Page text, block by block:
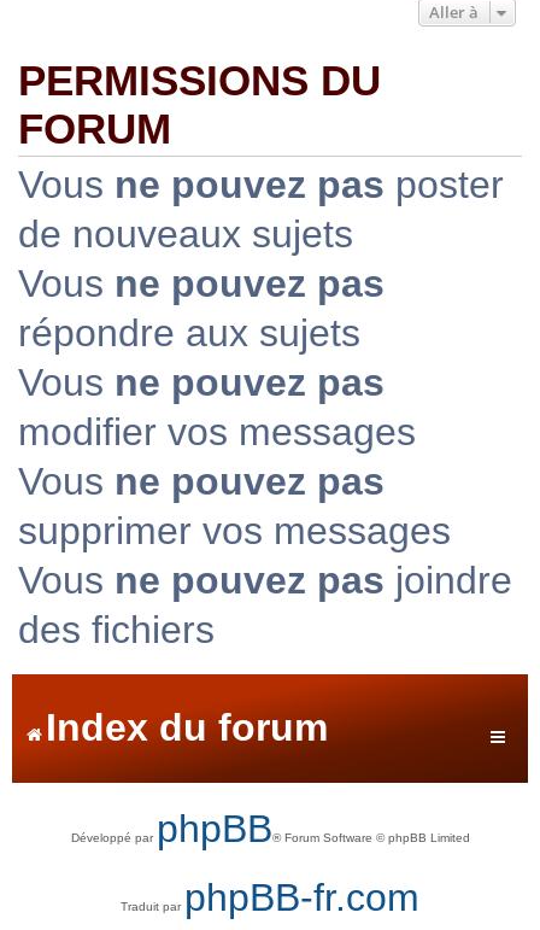
Aller à
PERMISSIONS DU
FORUM
Vous ne pouvez pas poster
de nouveaux sujets
Vous ne pouvez pas
répondre aux sujets
Vous ne pouvez pas
modifier vos messages
Vous ne pouvez pas
supprimer vos messages
Vous ne pouvez pas joindre
des fichiers
Index du forum
Développé par phpBB® Forum Software © phpBB Limited
Traduit par phpBB-fr.com